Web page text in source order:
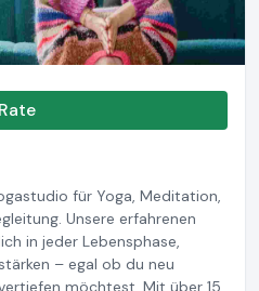
Rate
für Yoga, Meditation,
Unsere erfahrenen
in jeder Lebensphase,
– egal ob du neu
möchtest. Mit über 15